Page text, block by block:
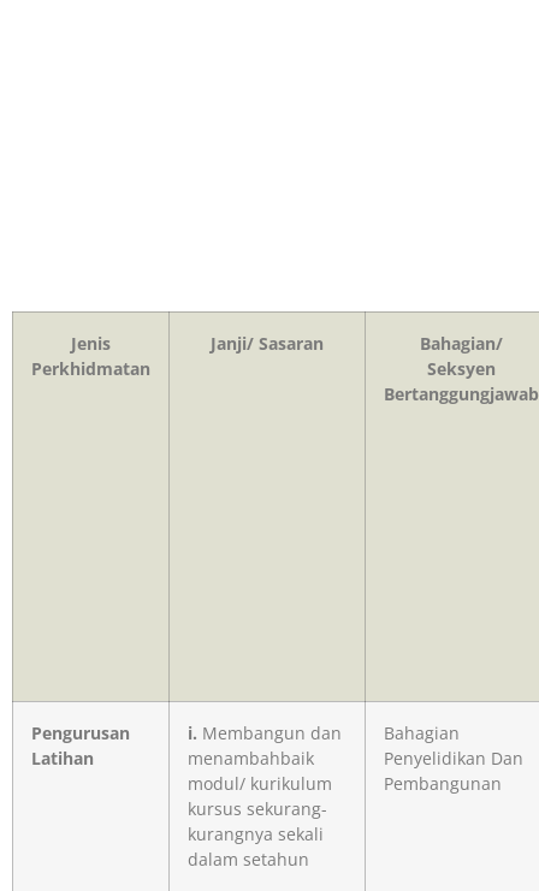
Jenis
Perkhidmatan
Janji/ Sasaran
Bahagian/
Seksyen
Bertanggungjawab
Pengurusan
Latihan
i. Membangun dan
menambahbaik
modul/ kurikulum
kursus sekurang-
kurangnya sekali
dalam setahun
Bahagian
Penyelidikan Dan
Pembangunan